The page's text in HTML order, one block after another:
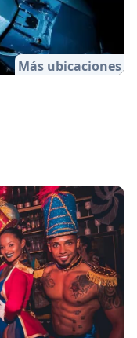
Más ubicaciones